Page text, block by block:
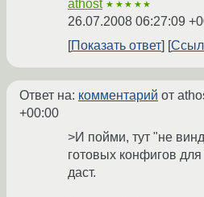
athost ★★★★★
26.07.2008 06:27:09
Показать ответ
Ответ на: комментарий от
+00:00
>И пойми, тут "не
готовых конфигов
даст.